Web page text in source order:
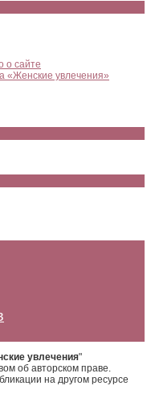
о сайте
«Женские увлечения»
увлечения"
об авторском праве.
на другом ресурсе